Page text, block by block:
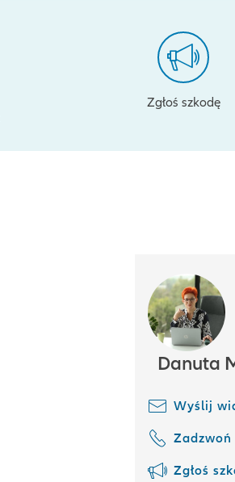
Zgłoś szkodę
Danuta
Wyślij
Zadzwoń
Zgłoś